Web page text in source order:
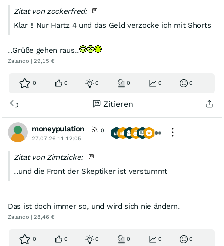
Zitat von zockerfred:
Klar !! Nur Hartz 4 und das Geld verzocke ich mit Shorts
..Grüße gehen raus..
Zalando | 29,15 €
0 0 0 0 0 0
Zitieren
moneypulation
0
27.07.26 11:12:05
Zitat von Zimtzicke:
..und die Front der Skeptiker ist verstummt
Das ist doch immer so, und wird sich nie ändern.
Zalando | 28,46 €
0 0 0 0 0 0